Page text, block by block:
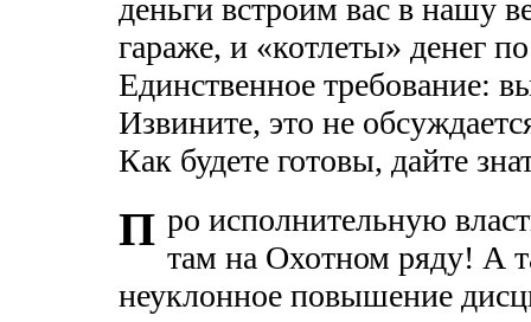
деньги встроим вас в нашу
гараже, и «котлеты» денег
Единственное требование:
Извините, это не
Как будете готовы, дайте
П ро исполнительную
там на Охотном ряду! А
неуклонное повышение